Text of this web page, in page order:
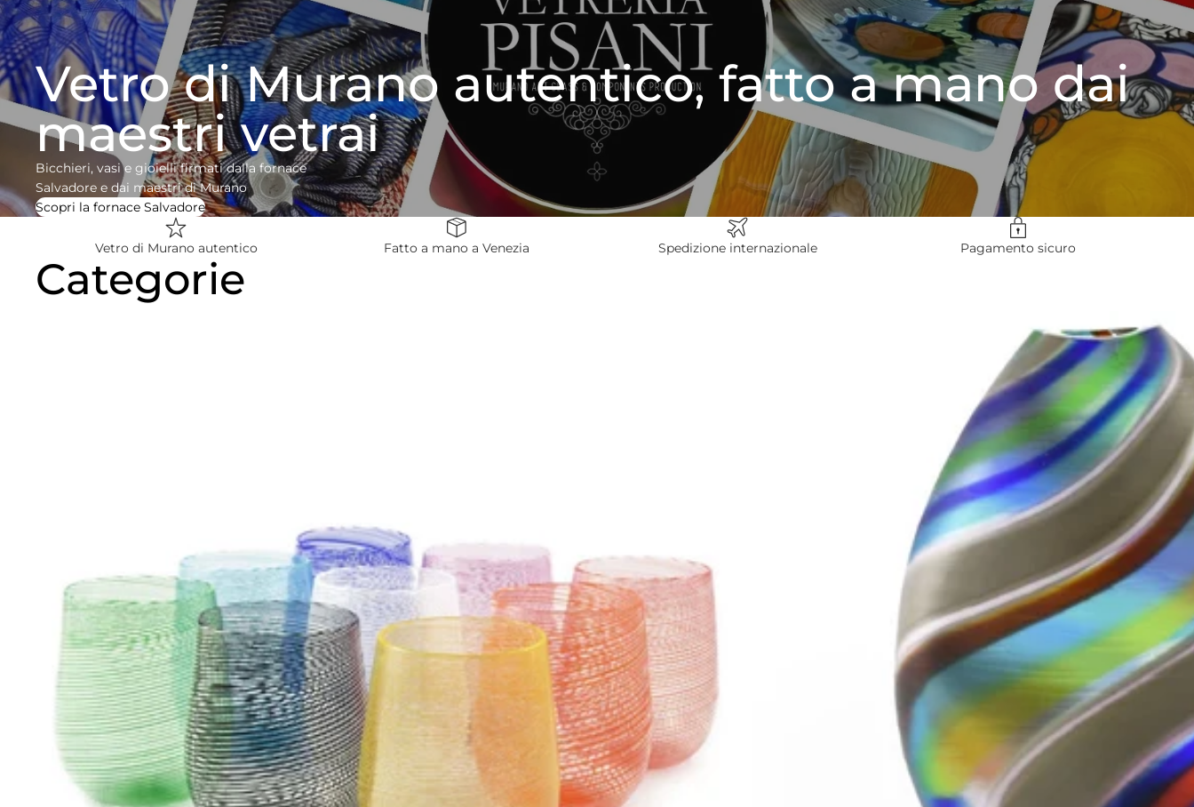
Vetro di Murano autentico, fatto a mano dai
maestri vetrai
Bicchieri, vasi e gioielli firmati dalla fornace
Salvadore e dai maestri di Murano
Scopri la fornace Salvadore
Vetro di Murano autentico Fatto a mano a Venezia Spedizione internazionale Pagamento sicuro
Categorie